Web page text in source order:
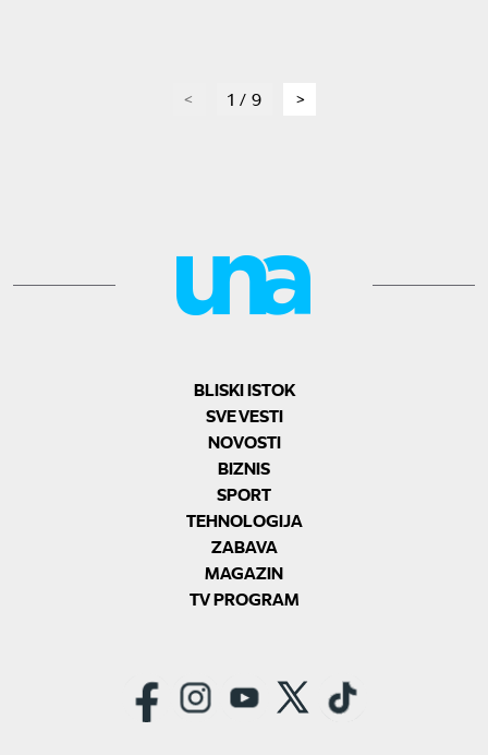
page1 / 9 page
BLISKI ISTOK
SVE VESTI
NOVOSTI
BIZNIS
SPORT
TEHNOLOGIJA
ZABAVA
MAGAZIN
TV PROGRAM